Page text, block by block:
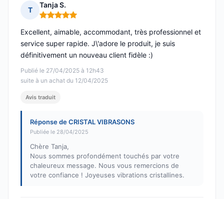
T
Tanja S.
Note : 5 sur 5
Publié le 27/04/2025 à 12h43
suite à un achat du 12/04/2025
Excellent, aimable, accommodant, très professionnel et
service super rapide. J\'adore le produit, je suis
définitivement un nouveau client fidèle :)
Avis traduit
Réponse de CRISTAL VIBRASONS
Publiée le 28/04/2025
Chère Tanja,
Nous sommes profondément touchés par votre
chaleureux message. Nous vous remercions de
votre confiance ! Joyeuses vibrations cristallines.